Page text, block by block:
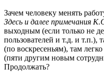
Зачем человеку менять
Здесь и далее примечания
выходным (если только не
пользователей и т.д. и
(по воскресеньям), там
(пяти другим новым
Продолжать?